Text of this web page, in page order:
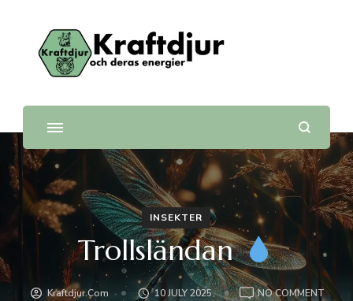
Kraftdjur
och deras energier
INSEKTER
Trollsländan
Kraftdjur.com 10 JULY 2025 NO COMMENTON